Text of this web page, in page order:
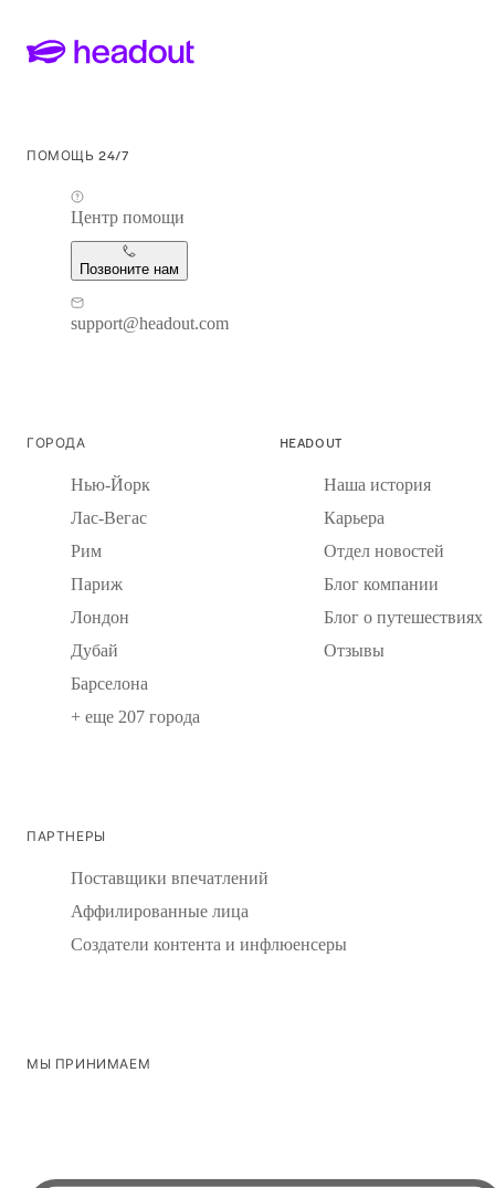
ПОМОЩЬ 24/7
Центр помощи
Позвоните нам
support@headout.com
ГОРОДА
Нью-Йорк
Лас-Вегас
Рим
Париж
Лондон
Дубай
Барселона
+ еще 207 города
HEADOUT
Наша история
Карьера
Отдел новостей
Блог компании
Блог о путешествиях
Отзывы
ПАРТНЕРЫ
Поставщики впечатлений
Аффилированные лица
Создатели контента и инфлюенсеры
МЫ ПРИНИМАЕМ